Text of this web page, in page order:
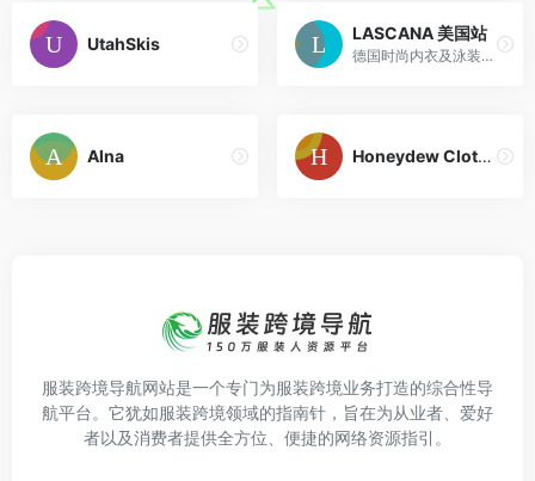
UtahSkis
LASCANA 美国站
德国时尚内衣及泳装品牌
Alna Honeydew Clothing
服装跨境导航网站是一个专门为服装跨境业务打造的综合性导
航平台。它犹如服装跨境领域的指南针，旨在为从业者、爱好
者以及消费者提供全方位、便捷的网络资源指引。